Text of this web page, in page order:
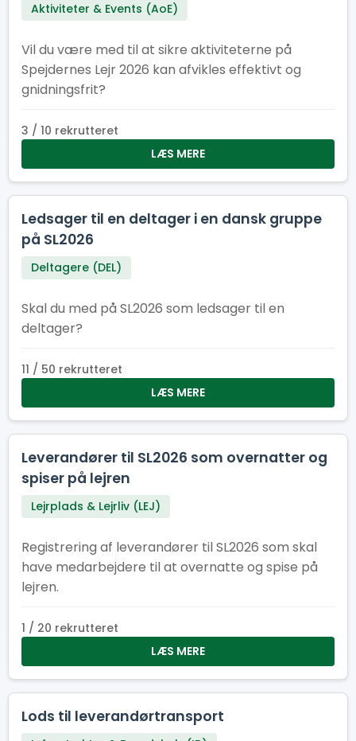
Aktiviteter & Events (AoE)
Vil du være med til at sikre aktiviteterne på
Spejdernes Lejr 2026 kan afvikles effektivt og
gnidningsfrit?
3 / 10 rekrutteret
LÆS MERE
Ledsager til en deltager i en dansk gruppe
på SL2026
Deltagere (DEL)
Skal du med på SL2026 som ledsager til en
deltager?
11 / 50 rekrutteret
LÆS MERE
Leverandører til SL2026 som overnatter og
spiser på lejren
Lejrplads & Lejrliv (LEJ)
Registrering af leverandører til SL2026 som skal
have medarbejdere til at overnatte og spise på
lejren.
1 / 20 rekrutteret
LÆS MERE
Lods til leverandørtransport